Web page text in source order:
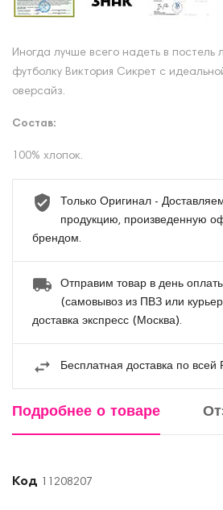
Иногда лучше всего надеть в постель
футболку Виктория Сикрет с
оверсайз.
Состав:
100% хлопок.
Только Оригинал -
продукцию, произведенную
брендом.
Отправим товар в день
(самовывоз из ПВЗ или
доставка экспресс (Москва).
Бесплатная доставка по всей
Подробнее о товаре
Код 11208207